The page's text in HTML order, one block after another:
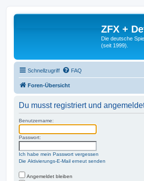
ZFX +
Die deutsche
(seit 1999).
Schnellzugriff FAQ
Foren-Übersicht
Du musst registriert und
Benutzername:
Passwort:
Ich habe mein Passwort vergessen
Die Aktivierungs-E-Mail erneut senden
Angemeldet bleiben